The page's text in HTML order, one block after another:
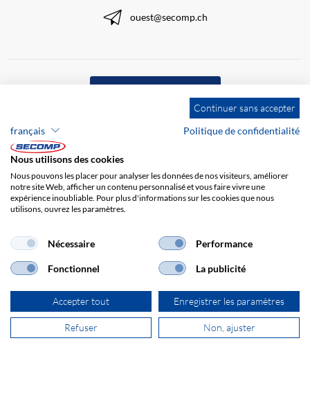
ouest@secomp.ch
Continuer sans accepter
français
Politique de confidentialité
Nous utilisons des cookies
Nous pouvons les placer pour analyser les données de nos visiteurs, améliorer
notre site Web, afficher un contenu personnalisé et vous faire vivre une
expérience inoubliable. Pour plus d'informations sur les cookies que nous
utilisons, ouvrez les paramètres.
Nécessaire Performance
Fonctionnel La publicité
Accepter tout Enregistrer les paramètres
Refuser Non, ajuster